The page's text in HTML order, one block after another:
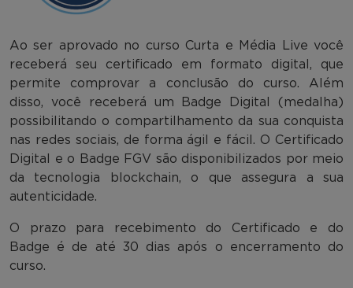
Ao ser aprovado no curso Curta e Média Live você
receberá seu certificado em formato digital, que
permite comprovar a conclusão do curso. Além
disso, você receberá um Badge Digital (medalha)
possibilitando o compartilhamento da sua conquista
nas redes sociais, de forma ágil e fácil. O Certificado
Digital e o Badge FGV são disponibilizados por meio
da tecnologia blockchain, o que assegura a sua
autenticidade.
O prazo para recebimento do Certificado e do
Badge é de até 30 dias após o encerramento do
curso.